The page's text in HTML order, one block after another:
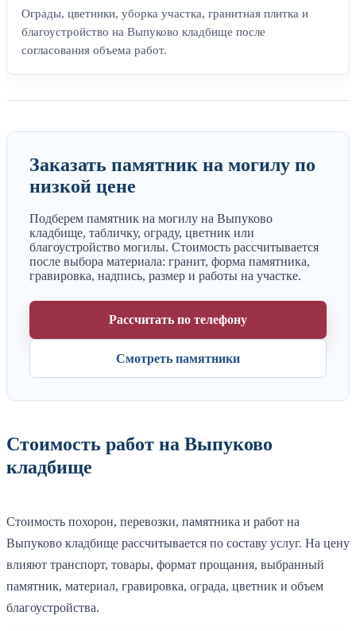
Ограды, цветники, уборка участка, гранитная плитка и
благоустройство на Выпуково кладбище после
согласования объема работ.
Заказать памятник на могилу по
низкой цене
Подберем памятник на могилу на Выпуково
кладбище, табличку, ограду, цветник или
благоустройство могилы. Стоимость рассчитывается
после выбора материала: гранит, форма памятника,
гравировка, надпись, размер и работы на участке.
Рассчитать по телефону
Смотреть памятники
Стоимость работ на Выпуково
кладбище
Стоимость похорон, перевозки, памятника и работ на
Выпуково кладбище рассчитывается по составу услуг. На цену
влияют транспорт, товары, формат прощания, выбранный
памятник, материал, гравировка, ограда, цветник и объем
благоустройства.